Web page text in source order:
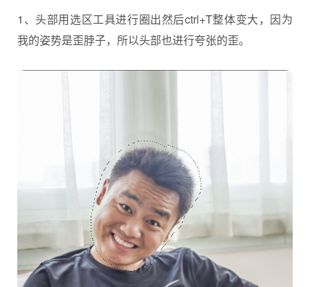
1、头部用选区工具进行圈出然后ctrl+T整体变大，因为
我的姿势是歪脖子，所以头部也进行夸张的歪。